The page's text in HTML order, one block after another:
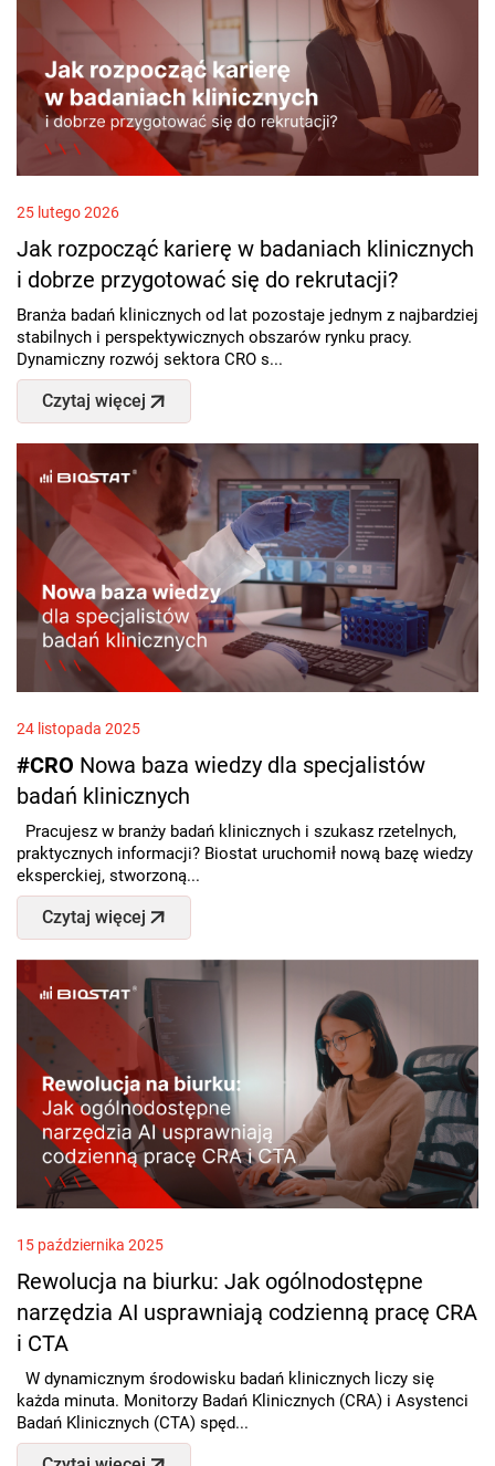
25 lutego 2026
Jak rozpocząć karierę w badaniach klinicznych
i dobrze przygotować się do rekrutacji?
Branża badań klinicznych od lat pozostaje jednym z najbardziej
stabilnych i perspektywicznych obszarów rynku pracy.
Dynamiczny rozwój sektora CRO s...
Czytaj więcej
24 listopada 2025
#CRO Nowa baza wiedzy dla specjalistów
badań klinicznych
Pracujesz w branży badań klinicznych i szukasz rzetelnych,
praktycznych informacji? Biostat uruchomił nową bazę wiedzy
eksperckiej, stworzoną...
Czytaj więcej
15 października 2025
Rewolucja na biurku: Jak ogólnodostępne
narzędzia AI usprawniają codzienną pracę CRA
i CTA
W dynamicznym środowisku badań klinicznych liczy się
każda minuta. Monitorzy Badań Klinicznych (CRA) i Asystenci
Badań Klinicznych (CTA) spęd...